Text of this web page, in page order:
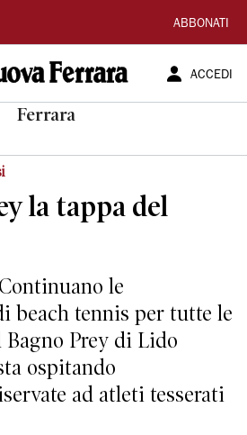
ABBONATI
ACCEDI
Ferrara
la tappa del
le
beach tennis per tutte le
Bagno Prey di Lido
ospitando
ad atleti tesserati